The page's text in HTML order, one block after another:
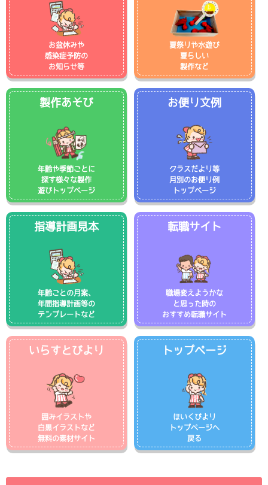
お盆休みや
感染症予防の
お知らせ等
夏祭りや水遊び
夏らしい
製作など
製作あそび
年齢や季節ごとに
探す様々な製作
遊びトップページ
お便り文例
クラスだより等
月別のお便り例
トップページ
指導計画見本
年齢ごとの月案、
年間指導計画等の
テンプレートなど
転職サイト
職場変えようかな
と思った時の
おすすめ転職サイト
いらすとびより
囲みイラストや
白黒イラストなど
無料の素材サイト
トップページ
ほいくびより
トップページへ
戻る